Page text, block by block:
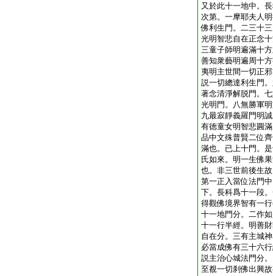
又於此十一地中。
次第。一摩耶夫人
佛利生門。二三十
光明智悲自在正念
三童子師明遍滿十
善知衆藝明遍周十
夷明主世間一切正
説一切總達利生門
著念清淨解脱門。
光明門。八無勝軍
九最寂靜義羅門明
有徳童女明智悲圓
品中文殊普賢二位
滿也。已上十門。
氏如來。明一生佛
也。非三世前後生故
第一正入當位法門
下。長科爲十一段
得觀佛境界智有一
十一地門分。二作
十一行半經。明善
自在分。三有主城
必當成佛有三十六
説主治心城法門分
至覩一切刹佛出興